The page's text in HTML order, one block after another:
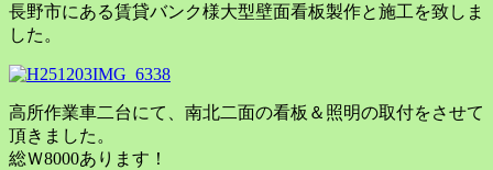
長野市にある賃貸バンク様大型壁面看板製作と施工を致しま
した。
高所作業車二台にて、南北二面の看板＆照明の取付をさせて
頂きました。
総Ｗ8000あります！